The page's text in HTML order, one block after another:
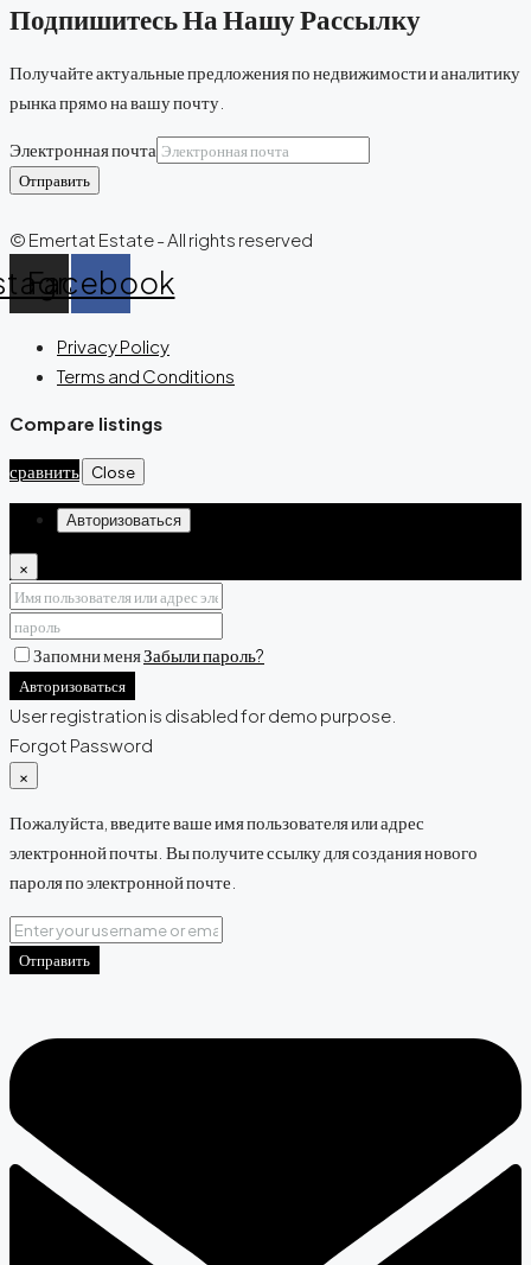
Подпишитесь На Нашу Рассылку
Получайте актуальные предложения по недвижимости и аналитику
рынка прямо на вашу почту.
Электронная почта
Отправить
© Emertat Estate - All rights reserved
Facebook
Privacy Policy
Terms and Conditions
Compare listings
сравнить Close
Авторизоваться
×
Запомни меняЗабыли пароль?
Авторизоваться
User registration is disabled for demo purpose.
Forgot Password
×
Пожалуйста, введите ваше имя пользователя или адрес
электронной почты. Вы получите ссылку для создания нового
пароля по электронной почте.
Отправить